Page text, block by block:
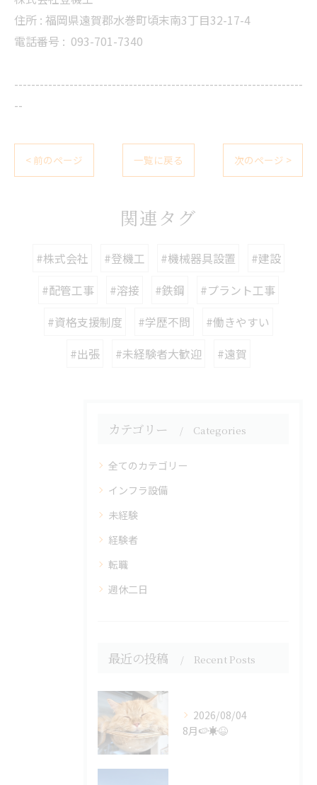
住所 : 福岡県遠賀郡水巻町頃末南3丁目32-17-4
電話番号 : 093-701-7340
--------------------------------------------------------------------
--
< 前のページ 一覧に戻る 次のページ >
関連タグ
#株式会社 #登機工 #機械器具設置
#建設
#配管工事
#溶接 #鉄鋼
#プラント工事
#資格支援制度
#学歴不問
#働きやすい
#出張
#未経験者大歓迎 #遠賀
カテゴリー Categories
全てのカテゴリー
インフラ設備
未経験
経験者
転職
週休二日
最近の投稿 Recent Posts
2026/08/04
8月🍉☀️😆